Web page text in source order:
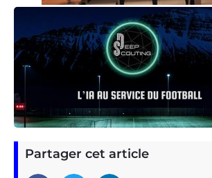
Partager cet article